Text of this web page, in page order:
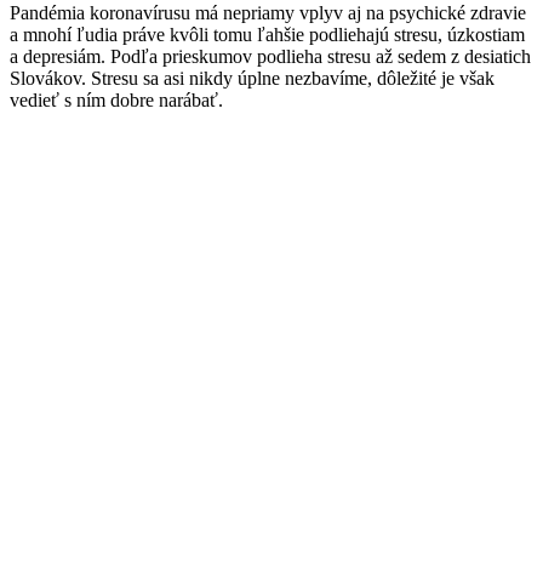
Pandémia koronavírusu má nepriamy vplyv aj na psychické zdravie
a mnohí ľudia práve kvôli tomu ľahšie podliehajú stresu, úzkostiam
a depresiám. Podľa prieskumov podlieha stresu až sedem z desiatich
Slovákov. Stresu sa asi nikdy úplne nezbavíme, dôležité je však
vedieť s ním dobre narábať.